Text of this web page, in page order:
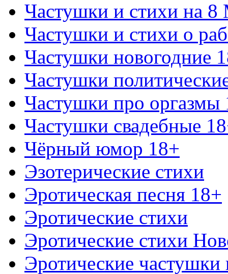
Частушки и стихи на 8
Частушки и стихи о
Частушки новогодние
Частушки
Частушки про оргазмы
Частушки свадебные
Чёрный юмор 18+
Эзотерические стихи
Эротическая песня 18+
Эротические стихи
Эротические стихи
Эротические